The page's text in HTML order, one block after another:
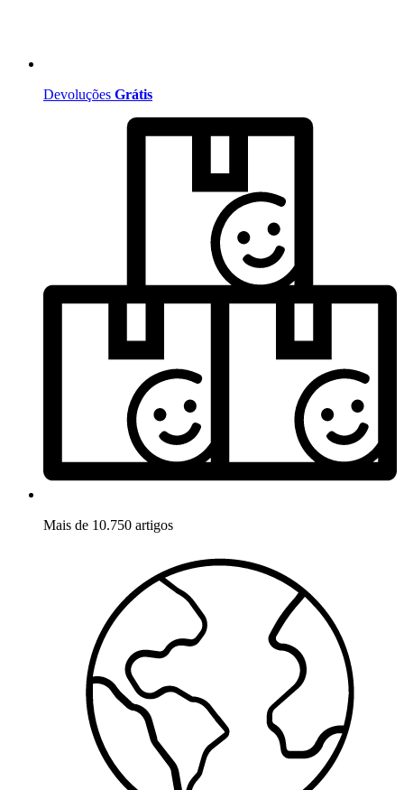
Devoluções Grátis
Mais de 10.750 artigos